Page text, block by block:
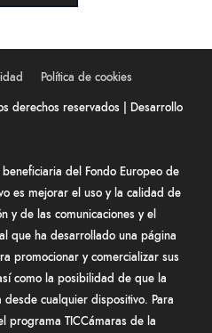
Política de cookies
derechos reservados | Desarrollo
del Fondo Europeo de
es mejorar el uso y la calidad de
y de las comunicaciones y el
que ha desarrollado una página
promocionar y comercializar sus
como la posibilidad de que la
cualquier dispositivo. Para
programa TICCámaras de la